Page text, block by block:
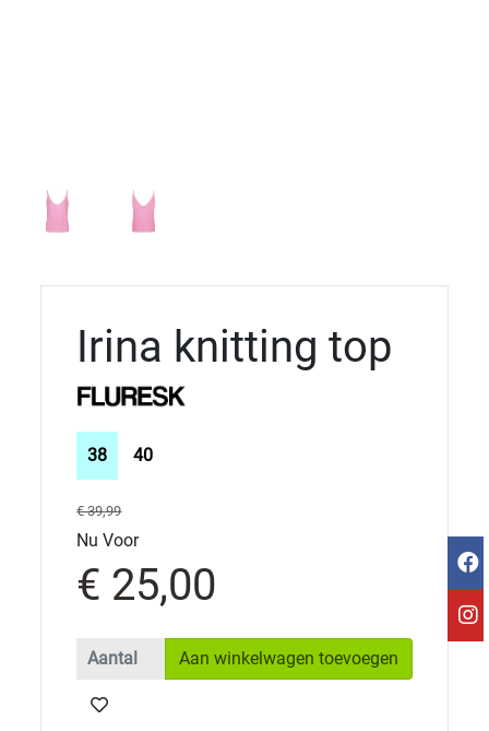
Irina knitting top
38 40
€ 39,99
Nu Voor
€ 25,00
Aan winkelwagen toevoegen